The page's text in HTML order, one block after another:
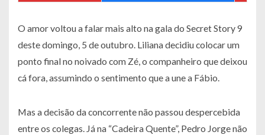
O amor voltou a falar mais alto na gala do Secret Story 9
deste domingo, 5 de outubro. Liliana decidiu colocar um
ponto final no noivado com Zé, o companheiro que deixou
cá fora, assumindo o sentimento que a une a Fábio.
Mas a decisão da concorrente não passou despercebida
entre os colegas. Já na “Cadeira Quente”, Pedro Jorge não